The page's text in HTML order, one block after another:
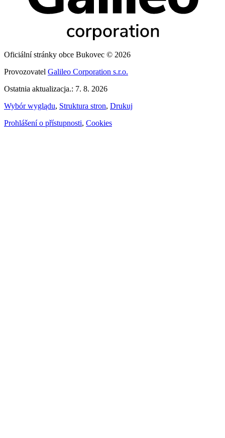
Oficiální stránky obce Bukovec © 2026
Provozovatel Galileo Corporation s.r.o.
Ostatnia aktualizacja.: 7. 8. 2026
Wybór wyglądu, Struktura stron, Drukuj
Prohlášení o přístupnosti, Cookies